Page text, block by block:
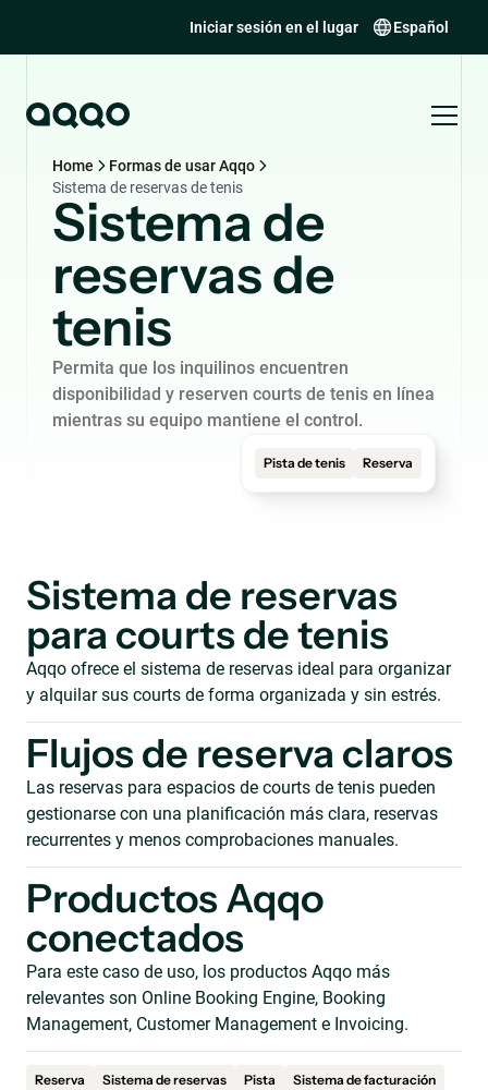
Iniciar sesión en el lugar Español
Home
Formas de usar Aqqo
Sistema de reservas de tenis
Sistema de
reservas de
tenis
Permita que los inquilinos encuentren
disponibilidad y reserven courts de tenis en línea
mientras su equipo mantiene el control.
Pista de tenis Reserva
Sistema de reservas
para courts de tenis
Aqqo ofrece el sistema de reservas ideal para organizar
y alquilar sus courts de forma organizada y sin estrés.
Flujos de reserva claros
Las reservas para espacios de courts de tenis pueden
gestionarse con una planificación más clara, reservas
recurrentes y menos comprobaciones manuales.
Productos Aqqo
conectados
Para este caso de uso, los productos Aqqo más
relevantes son Online Booking Engine, Booking
Management, Customer Management e Invoicing.
Reserva Sistema de reservas Pista
Sistema de facturación